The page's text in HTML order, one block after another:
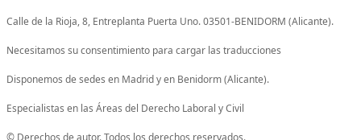
Calle de la Rioja, 8, Entreplanta Puerta Uno. 03501-BENIDORM (Alicante).
Necesitamos su consentimiento para cargar las traducciones
Disponemos de sedes en Madrid y en Benidorm (Alicante).
Especialistas en las Áreas del Derecho Laboral y Civil
© Derechos de autor. Todos los derechos reservados.